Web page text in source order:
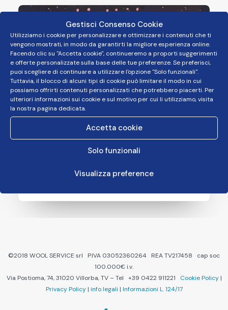
Gestisci Consenso Cookie
Utilizziamo i cookie per personalizzare e ottimizzare i contenuti che ti
vengono mostrati, in modo da garantirti la migliore esperienza online.
Facendo clic su "Accetta cookie", continueremo a proporti suggerimenti
e offerte personalizzate sulla base delle tue preferenze. Se preferisci,
puoi scegliere di continuare a utilizzare l'opzione "Solo funzionali".
Tuttavia, il blocco di alcuni tipi di cookie può limitare il modo in cui
possiamo offrirti contenuti personalizzati che potrebbero piacerti. Per
ulteriori informazioni sui cookie e sul motivo per cui li utilizziamo, visita
la nostra pagina dedicata.
Accetta cookie
Solo funzionali
Visualizza preference
I CICLI DEL SONNO: COME
LEGGERE DI PIÙ
©2018 WOOL SERVICE srl P.IVA 03052360264 REA TV217458 cap soc
100.000€ i.v.
Via Postioma, 74, 31020 Villorba, TV – Tel +39 0422 911221 Cookie Policy|
Privacy Policy| info legali | Informazioni L. 124/17